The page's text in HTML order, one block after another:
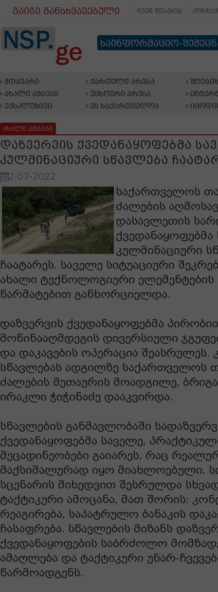
გაიგე განსხვავებული ჩვენ შესახებ
საინფორმაციო-
მთავარი
ახალი ამბები
ექსკლუზივი
ქართული პრესა
უცხოური პრესა
ეს საქართველოა
ახალი ამბები
დაზვერვის ქვედანაყოფებმა
კულმინაციური სწავლება
2-07-2022
საქართველოს
ძალების
დასავლეთის
ქვედანაყოფებმა
კულმინაციური
ჩაატარეს. საველე სიტუაციური
ახალი ტექნოლოგიური ელემენტების
წარმატებით განხორციელდა.
დაზვერვის ქვედანაყოფებმა
მოწინააღმდეგის დივერსიული
და დაკავების ოპერაცია შეასრულეს.
სწავლებას ადგილზე საქართველოს
ძალების მეთაურის მოადგილე,
ირაკლი ჭიჭინაძე დააკვირდა.
სწავლების განმავლობაში
ქვედანაყოფებმა საველე,
მეცადინეობები გაიარეს, რაც
მაქსიმალურად იყო მიახლოებული.
სცენარის მიხედვით შესრულდა
ტაქტიკური ამოცანა, მათ შორის:
რეაგირება, საპატრულო ბანაკის
ჩასაფრება. სწავლების მიზანს
ქვედანაყოფების საბრძოლო
ამაღლება და ტაქტიკური უნარ-
წარმოადგენს.